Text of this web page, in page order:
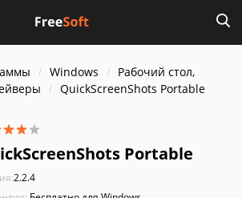
Windows
Рабочий стол,
QuickScreenShots Portable
Portable
2.2.4